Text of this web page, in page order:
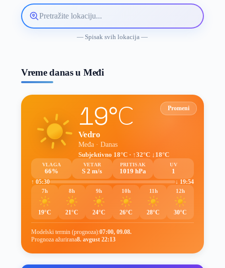
Pretražite
lokaciju
— Spisak svih lokacija —
Vreme danas u Međi
Promeni
19°C
Vedro
Međa · Danas
Subjektivno 18°C · ↑32°C ↓18°C
VLAGA
66%
VETAR
S 2 m/s
PRITISAK
1019 hPa
UV
1
↑ 05:30
↓ 19:54
7h
19°C
8h
21°C
9h
24°C
10h
26°C
11h
28°C
12h
30°C
Modelski termin (prognoza):07:00, 09.08.
Prognoza ažurirana8. avgust 22:13